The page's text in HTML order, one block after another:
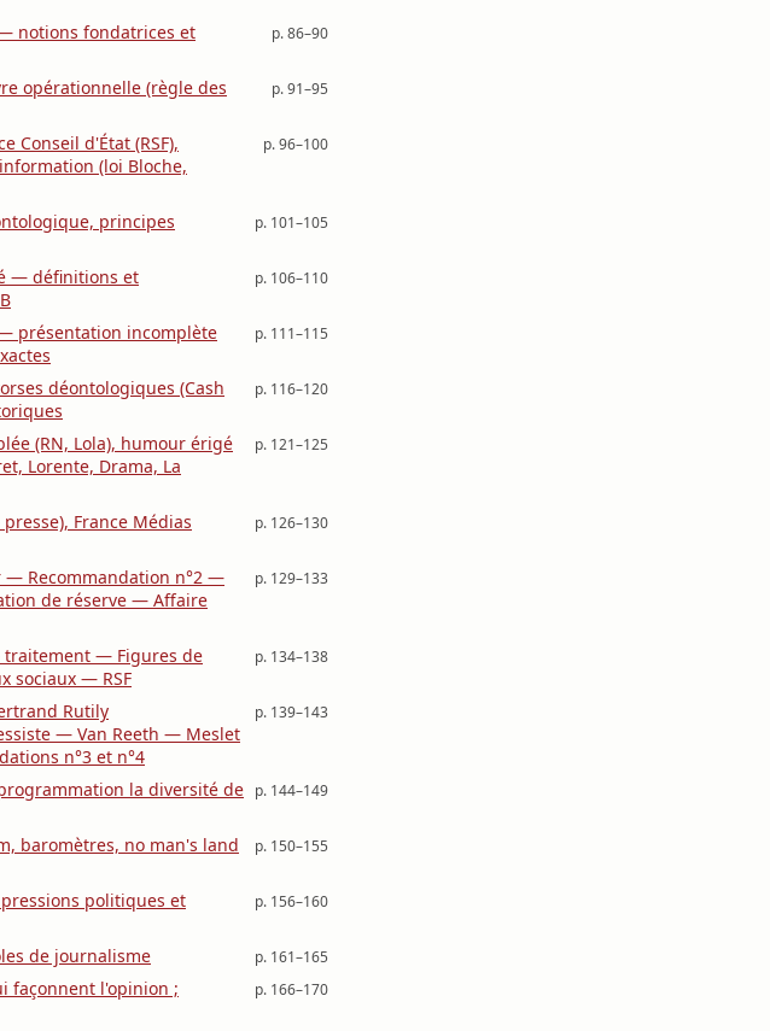
notions fondatrices et
p. 86–90
opérationnelle (règle des
p. 91–95
Conseil d'État (RSF),
(loi Bloche,
p. 96–100
principes
p. 101–105
— définitions et
p. 106–110
présentation incomplète
p. 111–115
déontologiques (Cash
p. 116–120
(RN, Lola), humour érigé
Lorente, Drama, La
p. 121–125
France Médias
p. 126–130
— Recommandation n°2 —
de réserve — Affaire
p. 129–133
traitement — Figures de
sociaux — RSF
p. 134–138
Rutily
— Van Reeth — Meslet
n°3 et n°4
p. 139–143
la diversité de p. 144–149
baromètres, no man's land
p. 150–155
politiques et
p. 156–160
de journalisme
p. 161–165
façonnent l'opinion ;
p. 166–170